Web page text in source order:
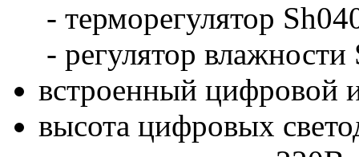
- терморегулятор
- регулятор
встроенный цифровой
высота цифровых